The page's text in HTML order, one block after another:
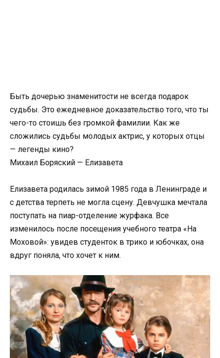
Быть дочерью знаменитости не всегда подарок
судьбы. Это ежедневное доказательство того, что ты
чего-то стоишь без громкой фамилии. Как же
сложились судьбы молодых актрис, у которых отцы
— легенды кино?
Михаил Боряский — Елизавета
Елизавета родилась зимой 1985 года в Ленинграде и
с детства терпеть не могла сцену. Девчушка мечтала
поступать на пиар-отделение журфака. Все
изменилось после посещения учебного театра «На
Моховой»: увидев студенток в трико и юбочках, она
вдруг поняла, что хочет к ним.